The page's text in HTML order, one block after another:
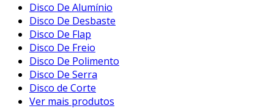
Disco De Alumínio
Disco De Desbaste
Disco De Flap
Disco De Freio
Disco De Polimento
Disco De Serra
Disco de Corte
Ver mais produtos